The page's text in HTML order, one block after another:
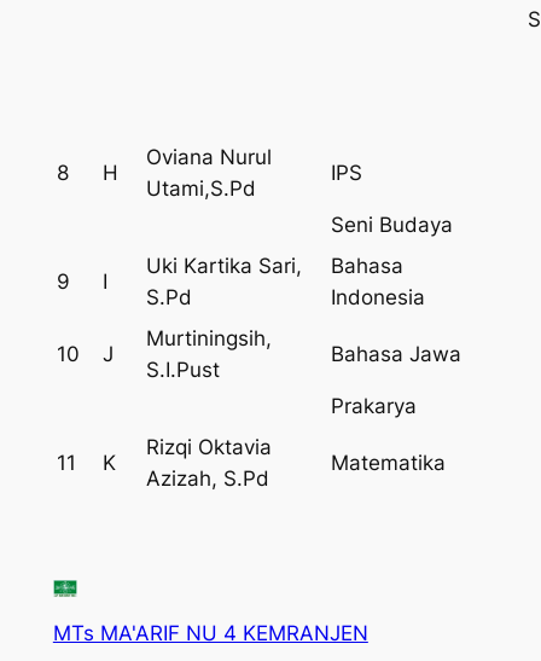
8 H
Oviana Nurul
Utami,S.Pd
IPS
Seni Budaya
9 I
Uki Kartika Sari,
S.Pd
Bahasa
Indonesia
10 J
Murtiningsih,
S.I.Pust
Bahasa Jawa
Prakarya
11 K
Rizqi Oktavia
Azizah, S.Pd
Matematika
MTs MA'ARIF NU 4 KEMRANJEN